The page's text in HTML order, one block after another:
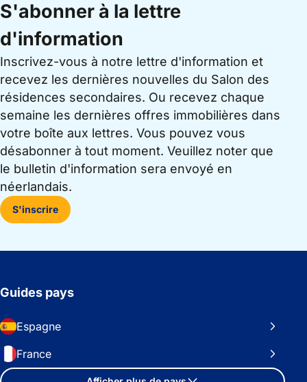
S'abonner à la lettre
d'information
Inscrivez-vous à notre lettre d'information et
recevez les dernières nouvelles du Salon des
résidences secondaires. Ou recevez chaque
semaine les dernières offres immobilières dans
votre boîte aux lettres. Vous pouvez vous
désabonner à tout moment. Veuillez noter que
le bulletin d'information sera envoyé en
néerlandais.
S'inscrire
Guides pays
Espagne
France